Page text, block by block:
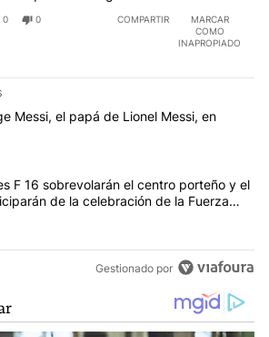
0 0 COMPARTIR
MARCAR
COMO
INAPROPIADO
artículos con más comentarios en los
con el título "Murió Jorge Messi, el
Messi, el papá de Lionel Messi, en
con el título "Los aviones F 16
F 16 sobrevolarán el centro porteño y el
de la celebración de la Fuerza
Gestionado por